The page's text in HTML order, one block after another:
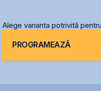
Alege varianta potrivită
PROGRAMEAZĂ